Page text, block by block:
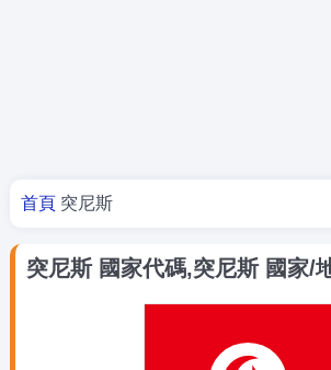
你在這裡
首頁 突尼斯
突尼斯 國家代碼,突尼斯 國家/